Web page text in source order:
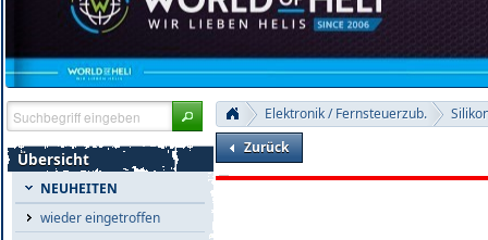
Übersicht
NEUHEITEN
wieder eingetroffen
Elektronik / Fernsteuerzub.
Zurück